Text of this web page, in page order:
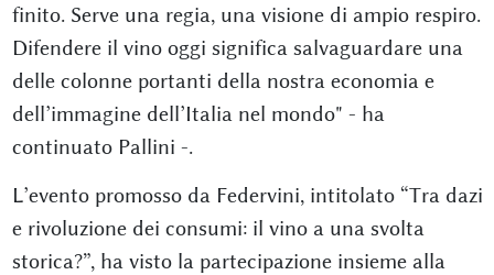
finito. Serve una regia, una visione di ampio respiro.
Difendere il vino oggi significa salvaguardare una
delle colonne portanti della nostra economia e
dell’immagine dell’Italia nel mondo" - ha
continuato Pallini -.
L’evento promosso da Federvini, intitolato “Tra dazi
e rivoluzione dei consumi: il vino a una svolta
storica?”, ha visto la partecipazione insieme alla